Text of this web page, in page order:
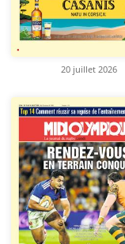
20 juillet 2026